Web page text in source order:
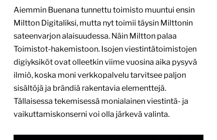
Aiemmin Buenana tunnettu toimisto muuntui ensin
Miltton Digitaliksi, mutta nyt toimii täysin Milttonin
sateenvarjon alaisuudessa. Näin Miltton palaa
Toimistot-hakemistoon. Isojen viestintätoimistojen
digiyksiköt ovat olleetkin viime vuosina aika pysyvä
ilmiö, koska moni verkkopalvelu tarvitsee paljon
sisältöjä ja brändiä rakentavia elementtejä.
Tällaisessa tekemisessä monialainen viestintä- ja
vaikuttamiskonserni voi olla järkevä valinta.